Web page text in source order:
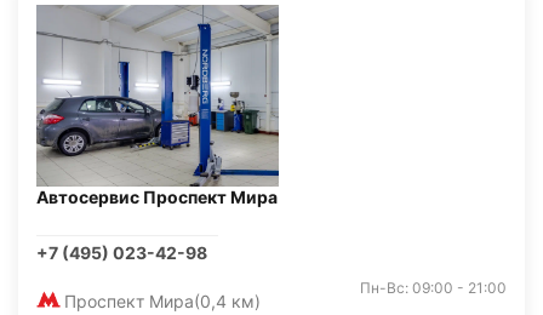
Автосервис Проспект Мира
+7 (495) 023-42-98
Проспект Мира(0,4 км)
Пн-Вс: 09:00 - 21:00